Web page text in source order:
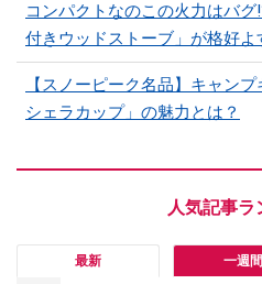
コンパクトなのこの火力はバ
付きウッドストーブ」が格好よ
【スノーピーク名品】キャン
シェラカップ」の魅力とは？
最新 一週間